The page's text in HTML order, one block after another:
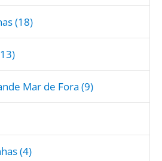
(18)
Mar de Fora (9)
(4)